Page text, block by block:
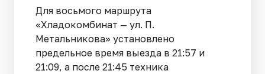
Для восьмого маршрута
«Хладокомбинат — ул. П.
Метальникова» установлено
предельное время выезда в 21:57 и
21:09, а после 21:45 техника